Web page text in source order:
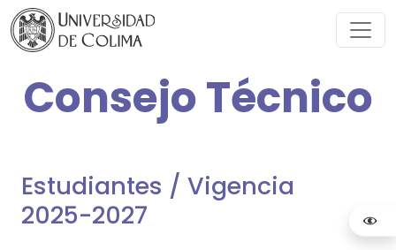
Consejo Técnico
Estudiantes / Vigencia
2025-2027